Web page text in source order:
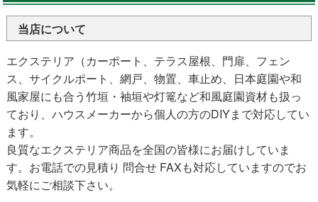
当店について
エクステリア（カーポート、テラス屋根、門扉、フェン
ス、サイクルポート、網戸、物置、車止め、日本庭園や和
風家屋にも合う竹垣・袖垣や灯篭など和風庭園資材も扱っ
ており、ハウスメーカーから個人の方のDIYまで対応してい
ます。
良質なエクステリア商品を全国の皆様にお届けしていま
す。お電話での見積り 問合せ FAXも対応していますのでお
気軽にご相談下さい。